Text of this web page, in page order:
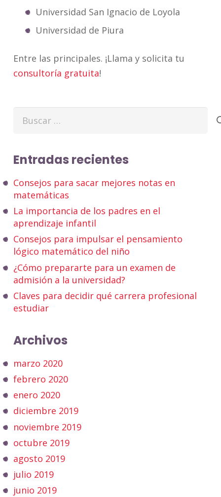
Universidad San Ignacio de Loyola
Universidad de Piura
Entre las principales. ¡Llama y solicita tu
consultoría gratuita!
Entradas recientes
Consejos para sacar mejores notas en
matemáticas
La importancia de los padres en el
aprendizaje infantil
Consejos para impulsar el pensamiento
lógico matemático del niño
¿Cómo prepararte para un examen de
admisión a la universidad?
Claves para decidir qué carrera profesional
estudiar
Archivos
marzo 2020
febrero 2020
enero 2020
diciembre 2019
noviembre 2019
octubre 2019
agosto 2019
julio 2019
junio 2019